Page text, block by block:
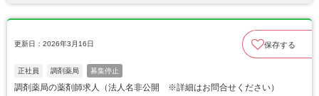
更新日：2026年3月16日 保存する
正社員 調剤薬局 募集停止
調剤薬局の薬剤師求人（法人名非公開 ※詳細はお問合せください）